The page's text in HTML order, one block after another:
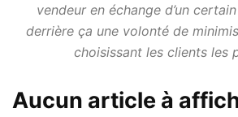
vendeur en échange d’un
derrière ça une volonté de
choisissant les clients les
Aucun article à